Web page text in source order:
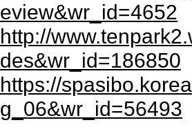
eview&wr_id=4652
http://
des&wr_id=186850
https://
g_06&wr_id=56493